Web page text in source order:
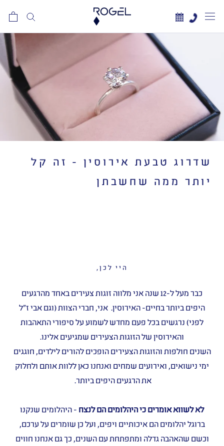
לתוכן
שדרוג טבעת אירוסין - זה קל
יותר ממה שחשבתן
היי לכן,
כבר מעל ל-12 שנה אני מלווה זוגות צעירים באחד מהרגעים
היפים ביותר בחיים- האירוסין. אני, חברי הצוות (וגם אבי ז״ל
לפני) נרגשים בכל פעם מחדש לשמוע על סיפורי התאהבות
והאירוסין של הזוגות הצעירים שמגיעים אלינו.
השנים חולפות והזוגות הצעירים הופכים להורים לילדים, חוגגים
ימי נישואים, ואירועים שמחים ואנחנו כאן ללוות אותם ולחלוק
את הרגעים היפים ביותר.
לא לשווא אומרים כי היהלומים הם לנצח - היהלומים שנקנו
ברוגל יהלומים הם איכותיים ויפים, ועל כן שומרים על ערכם,
וכשם שהאהבה גדלה ומתפתחת עם השנים, כך גם אנחנו חווים